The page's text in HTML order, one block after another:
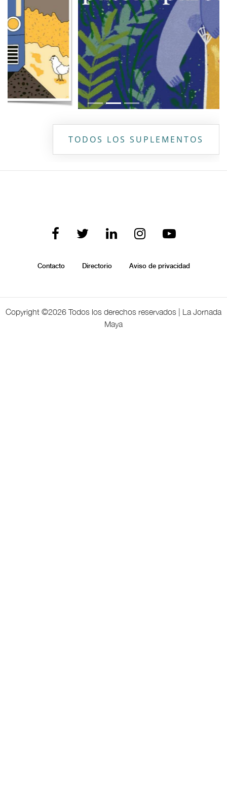
TODOS LOS SUPLEMENTOS
Contacto Directorio Aviso de privacidad
Copyright ©2026 Todos los derechos reservados | La Jornada
Maya